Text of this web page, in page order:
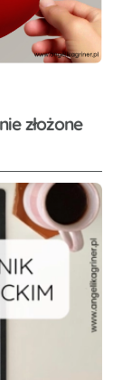
złożone